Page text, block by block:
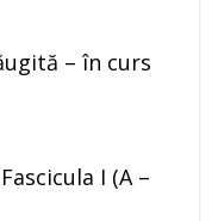
– în curs
I (A –